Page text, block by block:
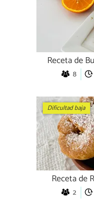
Receta de
8
Dificultad baja
Receta de
2